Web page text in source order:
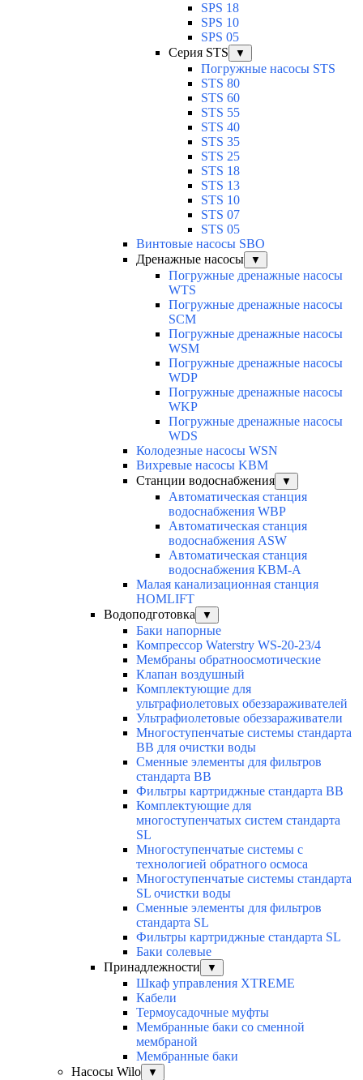
SPS 18
SPS 10
SPS 05
Серия STS
▼
Погружные насосы STS
STS 80
STS 60
STS 55
STS 40
STS 35
STS 25
STS 18
STS 13
STS 10
STS 07
STS 05
Винтовые насосы SBO
Дренажные насосы
▼
Погружные дренажные насосы
WTS
Погружные дренажные насосы
SCM
Погружные дренажные насосы
WSM
Погружные дренажные насосы
WDP
Погружные дренажные насосы
WKP
Погружные дренажные насосы
WDS
Колодезные насосы WSN
Вихревые насосы KBM
Станции водоснабжения
▼
Автоматическая станция
водоснабжения WBP
Автоматическая станция
водоснабжения ASW
Автоматическая станция
водоснабжения KBM-A
Малая канализационная станция
HOMLIFT
Водоподготовка
▼
Баки напорные
Компрессор Waterstry WS-20-23/4
Мембраны обратноосмотические
Клапан воздушный
Комплектующие для
ультрафиолетовых обеззараживателей
Ультрафиолетовые обеззараживатели
Многоступенчатые системы стандарта
BB для очистки воды
Сменные элементы для фильтров
стандарта BB
Фильтры картриджные стандарта BB
Комплектующие для
многоступенчатых систем стандарта
SL
Многоступенчатые системы с
технологией обратного осмоса
Многоступенчатые системы стандарта
SL очистки воды
Cменные элементы для фильтров
стандарта SL
Фильтры картриджные стандарта SL
Баки солевые
Принадлежности
▼
Шкаф управления XTREME
Кабели
Термоусадочные муфты
Мембранные баки со сменной
мембраной
Мембранные баки
Насосы Wilo
▼